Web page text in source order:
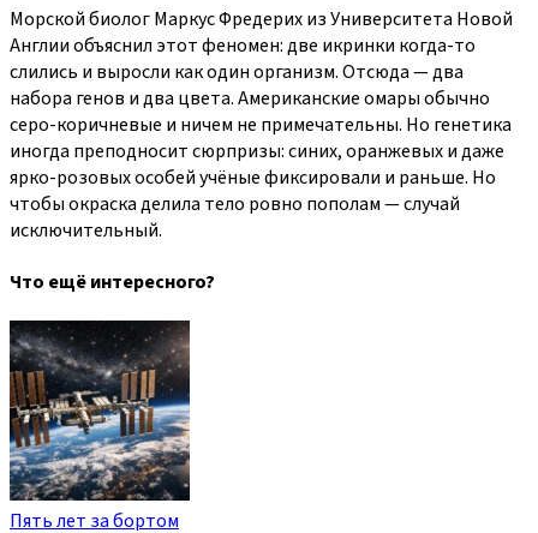
Морской биолог Маркус Фредерих из Университета Новой
Англии объяснил этот феномен: две икринки когда-то
слились и выросли как один организм. Отсюда — два
набора генов и два цвета. Американские омары обычно
серо-коричневые и ничем не примечательны. Но генетика
иногда преподносит сюрпризы: синих, оранжевых и даже
ярко-розовых особей учёные фиксировали и раньше. Но
чтобы окраска делила тело ровно пополам — случай
исключительный.
Что ещё интересного?
Пять лет за бортом